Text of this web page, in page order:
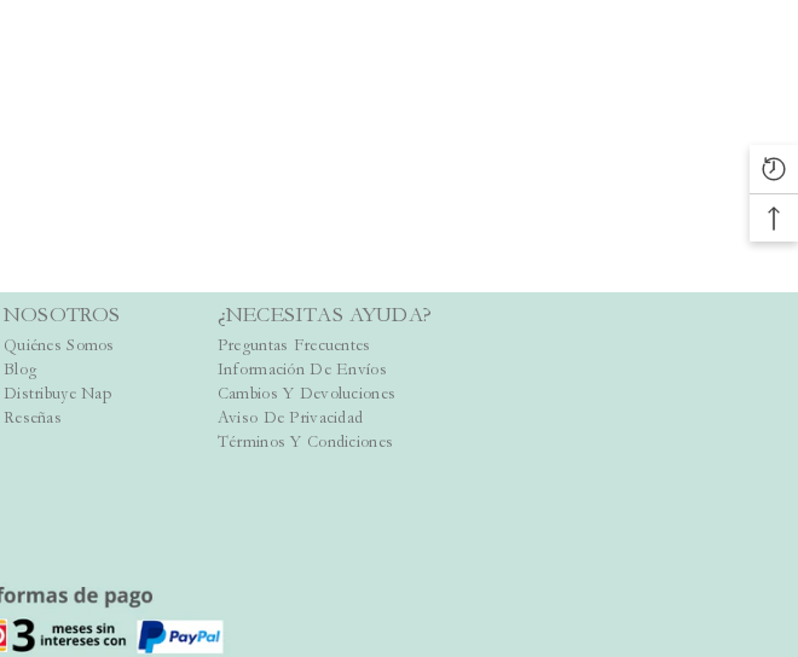
NOSOTROS
Quiénes Somos
Blog
Distribuye Nap
Reseñas
¿NECESITAS AYUDA?
Preguntas Frecuentes
Información De Envíos
Cambios Y Devoluciones
Aviso De Privacidad
Términos Y Condiciones